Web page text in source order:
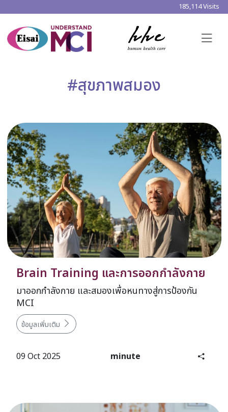
185,114 Visits
#สุขภาพสมอง
Brain Training และการออกกำลังกาย
มาออกกำลังกาย และสมองเพื่อหนทางสู่การป้องกัน
MCI
ข้อมูลเพิ่มเติม
09 Oct 2025 minute